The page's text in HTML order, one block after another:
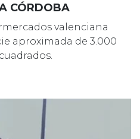
CÓRDOBA
valenciana
aproximada de 3.000